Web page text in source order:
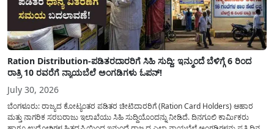
Ration Distribution-ಪಡಿತರದಾರರಿಗೆ ಸಿಹಿ ಸುದ್ದಿ: ಇನ್ಮುಂದೆ ಬೆಳಿಗ್ಗೆ 6 ರಿಂದ
ರಾತ್ರಿ 10 ರವರೆಗೆ ನ್ಯಾಯಬೆಲೆ ಅಂಗಡಿಗಳು ಓಪನ್!
July 30, 2026
ಬೆಂಗಳೂರು: ರಾಜ್ಯದ ಕೋಟ್ಯಂತರ ಪಡಿತರ ಚೀಟಿದಾರರಿಗೆ (Ration Card Holders) ಆಹಾರ
ಮತ್ತು ನಾಗರಿಕ ಸರಬರಾಜು ಇಲಾಖೆಯು ಸಿಹಿ ಸುದ್ದಿಯೊಂದನ್ನು ನೀಡಿದೆ. ದಿನಗೂಲಿ ಕಾರ್ಮಿಕರು